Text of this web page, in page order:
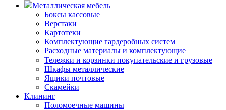
Металлическая мебель
Боксы кассовые
Верстаки
Картотеки
Комплектующие гардеробных систем
Расходные материалы и комплектующие
Тележки и корзинки покупательские и грузовые
Шкафы металлические
Ящики почтовые
Скамейки
Клининг
Поломоечные машины